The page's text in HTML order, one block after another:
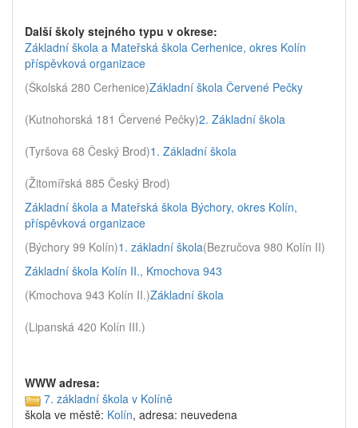
Další školy stejného typu v okrese:
Základní škola a Mateřská škola Cerhenice, okres Kolín
příspěvková organizace
(Školská 280 Cerhenice)Základní škola Červené Pečky
(Kutnohorská 181 Červené Pečky)2. Základní škola
(Tyršova 68 Český Brod)1. Základní škola
(Žitomířská 885 Český Brod)
Základní škola a Mateřská škola Býchory, okres Kolín,
příspěvková organizace
(Býchory 99 Kolín)1. základní škola(Bezručova 980 Kolín II)
Základní škola Kolín II., Kmochova 943
(Kmochova 943 Kolín II.)Základní škola
(Lipanská 420 Kolín III.)
WWW adresa:
7. základní škola v Kolíně
škola ve městě: Kolín, adresa: neuvedena